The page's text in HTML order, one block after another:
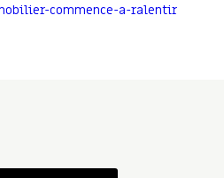
commence-a-ralentir